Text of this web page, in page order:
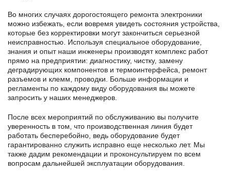
Во многих случаях дорогостоящего ремонта электроники
можно избежать, если вовремя увидеть состояния устройства,
которые без корректировки могут закончиться серьезной
неисправностью. Используя специальное оборудование,
знания и опыт наши инженеры производят комплекс работ
прямо на предприятии: диагностику, чистку, замену
деградирующих компонентов и термоинтерфейса, ремонт
разъемов и клемм, проводки. Больше информации и
регламенты по каждому виду оборудования вы можете
запросить у наших менеджеров.
После всех мероприятий по обслуживанию вы получите
уверенность в том, что производственная линия будет
работать бесперебойно, ведь оборудование будет
гарантированно служить исправно еще несколько лет. Мы
также дадим рекомендации и проконсультируем по всем
вопросам дальнейшей эксплуатации оборудования.